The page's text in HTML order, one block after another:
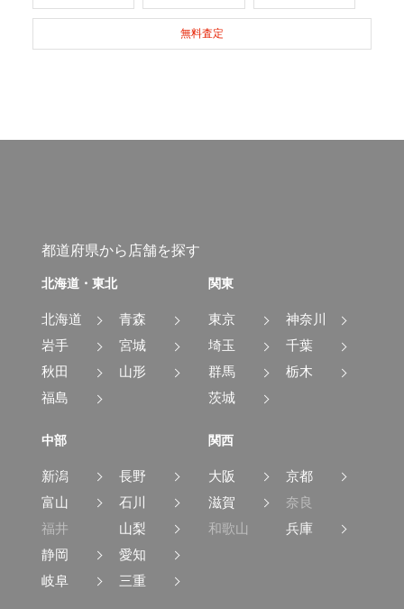
無料査定
都道府県から店舗を探す
北海道・東北
北海道
青森
岩手
宮城
秋田
山形
福島
関東
東京
神奈川
埼玉
千葉
群馬
栃木
茨城
中部
新潟
長野
富山
石川
福井
山梨
静岡
愛知
岐阜
三重
関西
大阪
京都
滋賀
奈良
和歌山
兵庫